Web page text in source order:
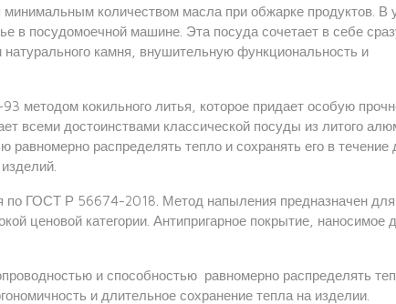
количеством масла при обжарке продуктов. В
в посудомоечной машине. Эта посуда сочетает в себе
камня, внушительную функциональность и
методом кокильного литья, которое придает особую
всеми достоинствами классической посуды из литого
распределять тепло и сохранять его в течение
по ГОСТ Р 56674-2018. Метод напыления предназначен для
ценовой категории. Антипригарное покрытие, наносимое
и способностью равномерно распределять
и длительное сохранение тепла на изделии.